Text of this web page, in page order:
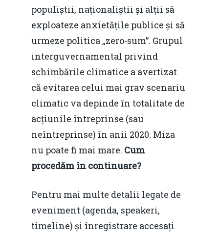
populiștii, naționaliștii și alții să
exploateze anxietățile publice și să
urmeze politica „zero-sum”. Grupul
interguvernamental privind
schimbările climatice a avertizat
că evitarea celui mai grav scenariu
climatic va depinde în totalitate de
acțiunile întreprinse (sau
neîntreprinse) în anii 2020. Miza
nu poate fi mai mare. Cum
procedăm în continuare?
Pentru mai multe detalii legate de
eveniment (agenda, speakeri,
timeline) și înregistrare accesați
Home
Noutăți
Despre
Evenimente
Foto